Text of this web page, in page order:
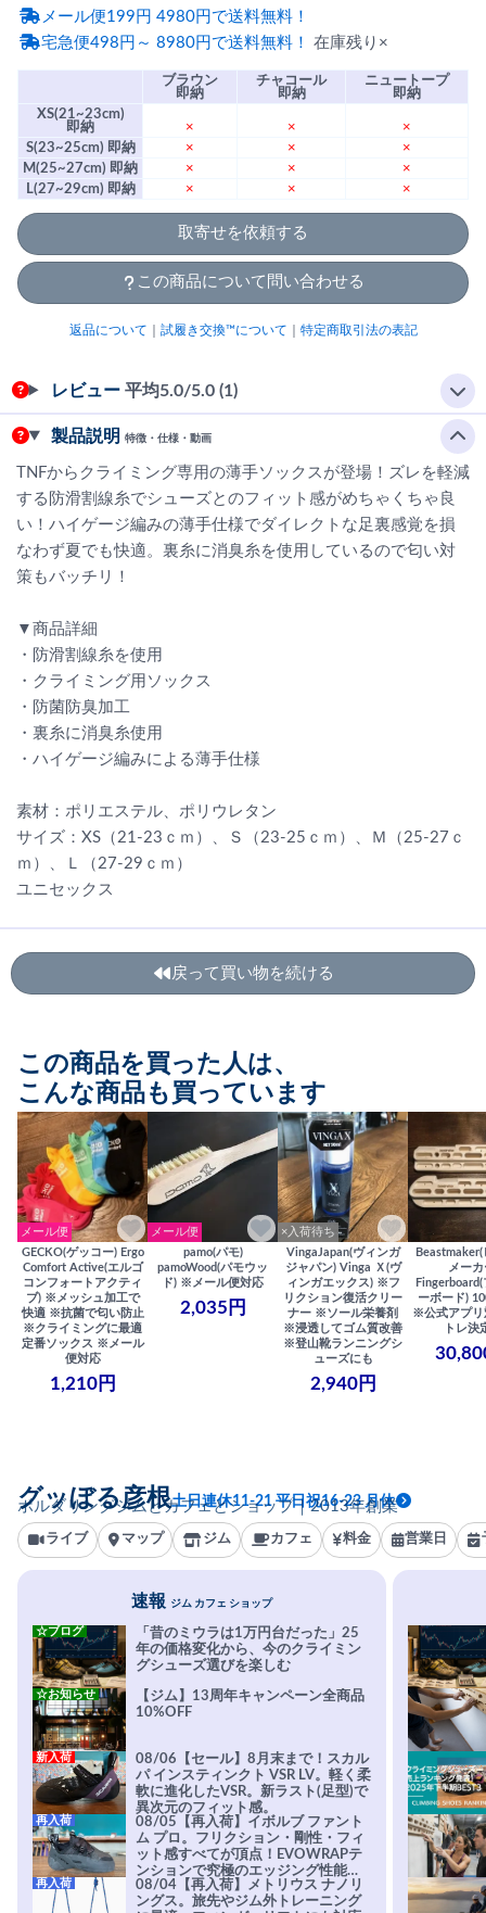
メール便199円 4980円で送料無料！
宅急便498円～ 8980円で送料無料！ 在庫残り×
ブラウン
即納
チャコール
即納
ニュートープ
即納
XS(21~23cm)
即納
× ×
×
S(23~25cm) 即納
× ×
×
M(25~27cm) 即納
× ×
×
L(27~29cm) 即納
× × ×
取寄せを依頼する
この商品について問い合わせる
返品について 試履き交換™について 特定商取引法の表記
レビュー 平均5.0/5.0 (1)
製品説明 特徴・仕様・動画
TNFからクライミング専用の薄手ソックスが登場！ズレを軽減
する防滑割線糸でシューズとのフィット感がめちゃくちゃ良
い！ハイゲージ編みの薄手仕様でダイレクトな足裏感覚を損
なわず夏でも快適。裏糸に消臭糸を使用しているので匂い対
策もバッチリ！
▼商品詳細
・防滑割線糸を使用
・クライミング用ソックス
・防菌防臭加工
・裏糸に消臭糸使用
・ハイゲージ編みによる薄手仕様
素材：ポリエステル、ポリウレタン
サイズ：XS（21-23ｃｍ）、Ｓ（23-25ｃｍ）、Ｍ（25-27ｃ
ｍ）、Ｌ（27-29ｃｍ）
ユニセックス
戻って買い物を続ける
この商品を買った人は、
こんな商品も買っています
メール便
GECKO(ゲッコー) Ergo
Comfort Active(エルゴ
コンフォートアクティ
ブ) ※メッシュ加工で
快適 ※抗菌で匂い防止
※クライミングに最適
定番ソックス ※メール
便対応
1,210円
メール便
pamo(パモ)
pamoWood(パモウッ
ド) ※メール便対応
2,035円
×入荷待ち
VingaJapan(ヴィンガ
ジャパン) Vinga Ｘ(ヴ
ィンガエックス) ※フ
リクション復活クリー
ナー ※ソール栄養剤
※浸透してゴム質改善
※登山靴ランニングシ
ューズにも
2,940円
メーカ
ーボード)
※公式アプ
トレ決
ボルダリングジムとカフェとショップ｜2013年創業
グッぼる彦根土日連休11-21 平日祝16-23 月休
ライブ マップ ジム カフェ 料金 営業日
速報 ジム カフェ ショップ
「昔のミウラは1万円台だった」25
年の価格変化から、今のクライミン
グシューズ選びを楽しむ
☆ブログ
【ジム】13周年キャンペーン全商品
10%OFF
☆お知らせ
08/06【セール】8月末まで！スカル
パ インスティンクト VSR LV。軽く柔
軟に進化したVSR。新ラスト(足型)で
異次元のフィット感。
新入荷
08/05【再入荷】イボルブ ファント
ム プロ。フリクション・剛性・フィ
ット感すべてが頂点！EVOWRAPテ
ンションで究極のエッジング性能を
実現。進化系ラバーEvo-74はTRAX
を凌駕する粘着力で極小ホールドに
再入荷
08/04【再入荷】メトリウス ナノリ
ングス。旅先やジム外トレーニング
再入荷